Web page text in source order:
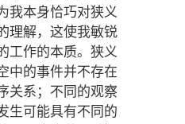
我本身恰巧对狭义
理解，这使我敏锐
工作的本质。狭义
中的事件并不存在
关系；不同的观察
生可能具有不同的